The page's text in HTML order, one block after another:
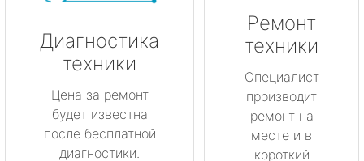
Диагностика
техники
Цена за ремонт
будет известна
после бесплатной
диагностики.
Ремонт
техники
Специалист
производит
ремонт на
месте и в
короткий